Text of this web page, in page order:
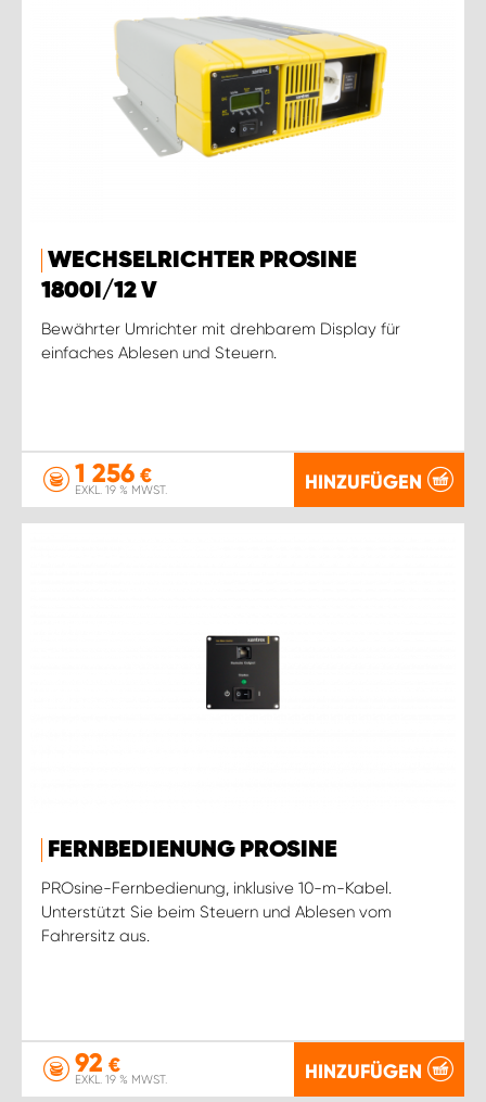
WECHSELRICHTER PROSINE
1800I/12 V
Bewährter Umrichter mit drehbarem Display für
einfaches Ablesen und Steuern.
1 256 €
EXKL. 19 % MWST. HINZUFÜGEN
FERNBEDIENUNG PROSINE
PROsine-Fernbedienung, inklusive 10-m-Kabel.
Unterstützt Sie beim Steuern und Ablesen vom
Fahrersitz aus.
92 €
EXKL. 19 % MWST. HINZUFÜGEN